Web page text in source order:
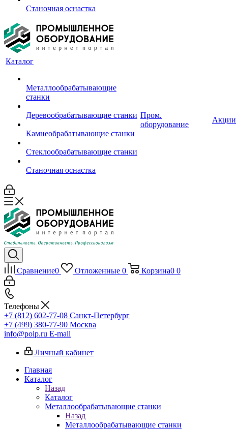
Станочная оснастка
Каталог
Металлообрабатывающие
станки
Деревообрабатывающие станки
Камнеобрабатывающие станки
Стеклообрабатывающие станки
Станочная оснастка
Пром.
оборудование
Акции
Сравнение0 Отложенные 0 Корзина0 0
Телефоны
+7 (812) 602-77-08 Санкт-Петербург
+7 (499) 380-77-90 Москва
info@poip.ru E-mail
Личный кабинет
Главная
Каталог
Назад
Каталог
Металлообрабатывающие станки
Назад
Металлообрабатывающие станки